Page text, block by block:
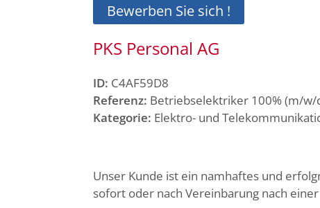
Bewerben Sie sich !
PKS Personal AG
ID: C4AF59D8
Referenz: Betriebselektriker 100% (m/
Kategorie: Elektro- und
Unser Kunde ist ein namhaftes und
sofort oder nach Vereinbarung nach